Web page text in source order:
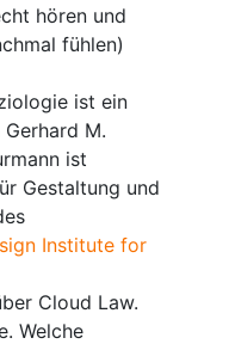
hören und
fühlen)
ist ein
M.
ist
Gestaltung und
Institute for
Cloud Law.
Welche